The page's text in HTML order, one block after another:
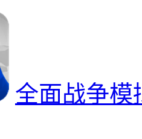
全面战争模